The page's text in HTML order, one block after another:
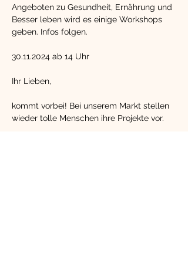
Angeboten zu Gesundheit, Ernährung und
Besser leben wird es einige Workshops
geben. Infos folgen.
30.11.2024 ab 14 Uhr
Ihr Lieben,
kommt vorbei! Bei unserem Markt stellen
wieder tolle Menschen ihre Projekte vor.